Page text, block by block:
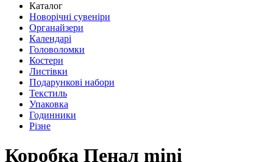
Каталог
Новорічні сувеніри
Органайзери
Календарі
Головоломки
Костери
Листівки
Подарункові набори
Текстиль
Упаковка
Годинники
Різне
Коробка Пенал mini